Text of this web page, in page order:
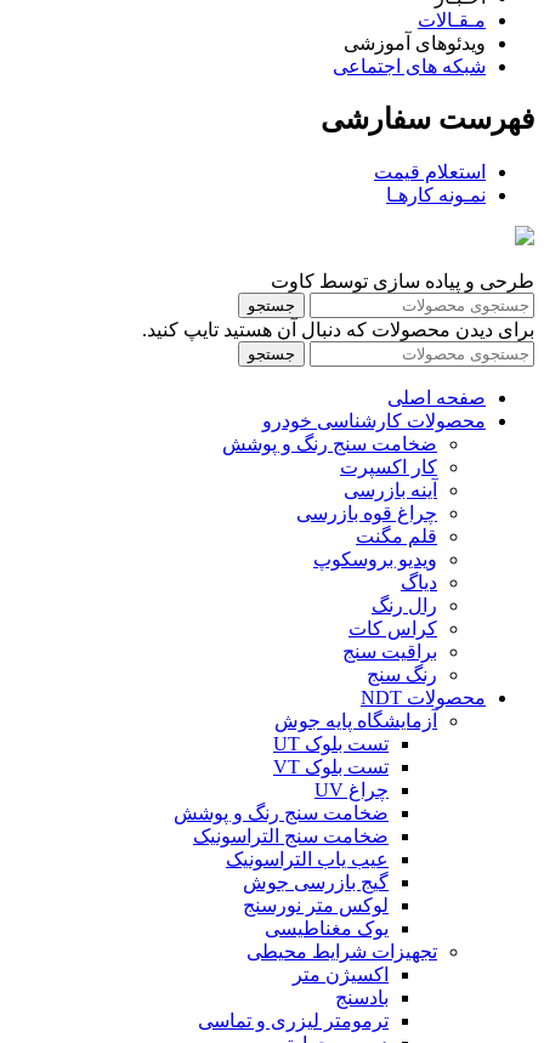
مـقـالات
ویدئوهای آموزشی
شبکه های اجتماعی
فهرست سفارشی
استعلام قیمت
نمـونه کارهـا
طرحی و پیاده سازی توسط کاوت
جستجو
برای دیدن محصولات که دنبال آن هستید تایپ کنید.
جستجو
صفحه اصلی
محصولات کارشناسی خودرو
ضخامت سنج رنگ و پوشش
کار اکسپرت
آینه بازرسی
چراغ قوه بازرسی
قلم مگنت
ویدیو بروسکوپ
دیاگ
رال رنگ
کراس کات
براقیت سنج
رنگ سنج
محصولات NDT
آزمایشگاه پایه جوش
تست بلوک UT
تست بلوک VT
چراغ UV
ضخامت سنج رنگ و پوشش
ضخامت سنج التراسونیک
عیب یاب التراسونیک
گیج بازرسی جوش
لوکس متر نورسنج
یوک مغناطیسی
تجهیزات شرایط محیطی
اکسیژن متر
بادسنج
ترمومتر لیزری و تماسی